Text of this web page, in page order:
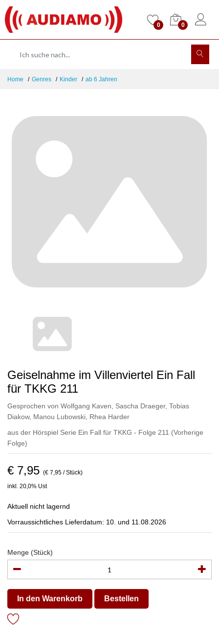
0 0
Home Genres Kinder ab 6 Jahren
Geiselnahme im Villenviertel Ein Fall
für TKKG 211
Gesprochen von Wolfgang Kaven Sascha Draeger, Tobias
Diakow, Manou Lubowski Rhea Harder
aus der Hörspiel Serie Ein Fall für TKKG - Folge 211 (Vorherige
Folge)
€ 7,95 (€ 7,95 / Stück)
inkl. 20,0% Ust
Aktuell nicht lagernd
Vorraussichtliches Lieferdatum: 10. und 11.08.2026
Menge (Stück)
In den Warenkorb Bestellen